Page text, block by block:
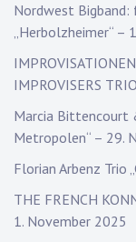
Nordwest
„Herbolzheimer“ –
IMPROVISERS
Marcia Bittencourt
Metropolen“ – 29.
Florian Arbenz Trio
THE FRENCH
1. November 2025